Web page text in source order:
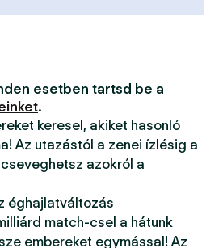
esetben tartsd be a
.
keresel, akiket hasonló
Az utazástól a zenei ízlésig a
azokról a
éghajlatváltozás
match-csel a hátunk
embereket egymással! Az